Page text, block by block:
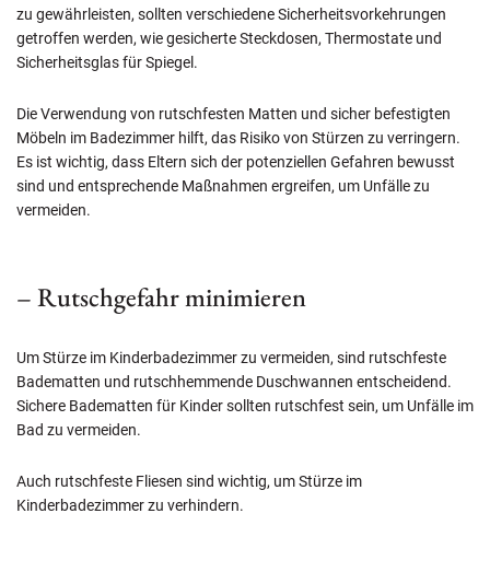
zu gewährleisten, sollten verschiedene Sicherheitsvorkehrungen
getroffen werden, wie gesicherte Steckdosen, Thermostate und
Sicherheitsglas für Spiegel.
Die Verwendung von rutschfesten Matten und sicher befestigten
Möbeln im Badezimmer hilft, das Risiko von Stürzen zu verringern.
Es ist wichtig, dass Eltern sich der potenziellen Gefahren bewusst
sind und entsprechende Maßnahmen ergreifen, um Unfälle zu
vermeiden.
– Rutschgefahr minimieren
Um Stürze im Kinderbadezimmer zu vermeiden, sind rutschfeste
Badematten und rutschhemmende Duschwannen entscheidend.
Sichere Badematten für Kinder sollten rutschfest sein, um Unfälle im
Bad zu vermeiden.
Auch rutschfeste Fliesen sind wichtig, um Stürze im
Kinderbadezimmer zu verhindern.